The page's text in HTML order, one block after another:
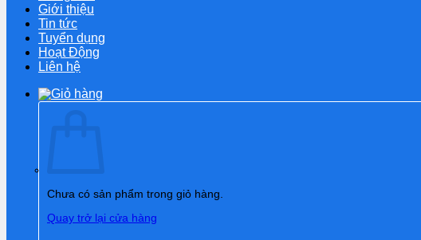
Giới thiệu
Tin tức
Tuyển dụng
Hoạt Động
Liên hệ
Chưa có sản phẩm trong giỏ hàng.
Quay trở lại cửa hàng